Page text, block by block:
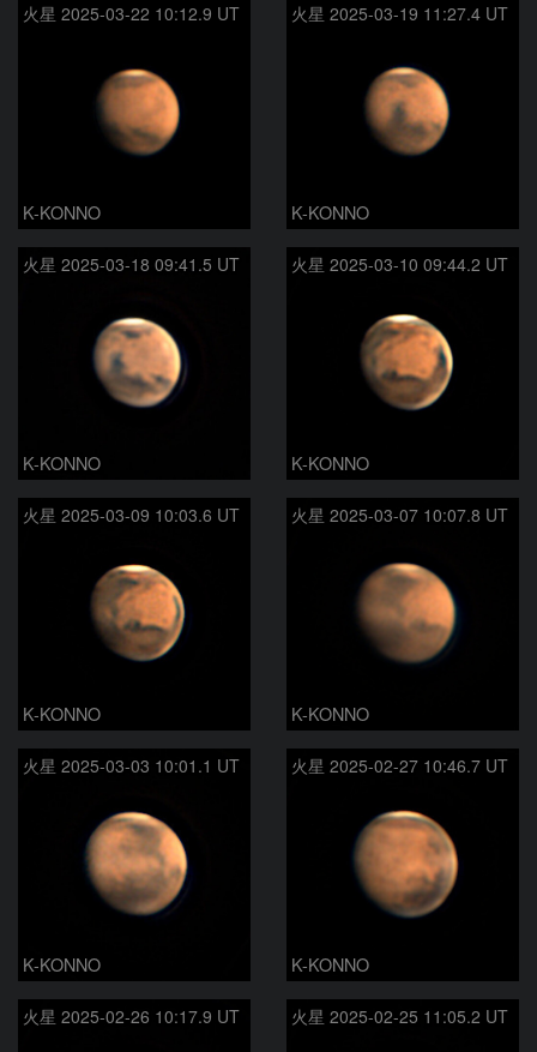
火星 2025-03-22 10:12.9 UT
K-KONNO
火星 2025-03-19 11:27.4 UT
K-KONNO
火星 2025-03-18 09:41.5 UT
K-KONNO
火星 2025-03-10 09:44.2 UT
K-KONNO
火星 2025-03-09 10:03.6 UT
K-KONNO
火星 2025-03-07 10:07.8 UT
K-KONNO
火星 2025-03-03 10:01.1 UT
K-KONNO
火星 2025-02-27 10:46.7 UT
K-KONNO
火星 2025-02-26 10:17.9 UT 火星 2025-02-25 11:05.2 UT